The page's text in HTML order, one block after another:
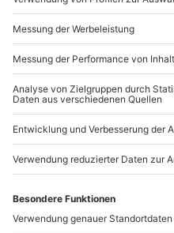
Artikelnummer:47362
Andere Produkte
Rennstreckentraining